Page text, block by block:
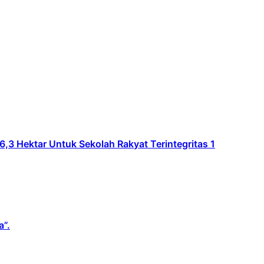
Hektar Untuk Sekolah Rakyat Terintegritas 1